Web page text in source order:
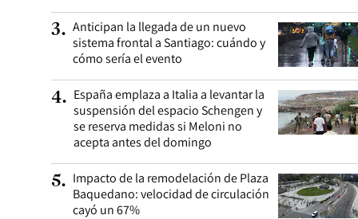
3. Anticipan la llegada de un nuevo
sistema frontal a Santiago: cuándo y
cómo sería el evento
4. España emplaza a Italia a levantar la
suspensión del espacio Schengen y
se reserva medidas si Meloni no
acepta antes del domingo
5. Impacto de la remodelación de Plaza
Baquedano: velocidad de circulación
cayó un 67%